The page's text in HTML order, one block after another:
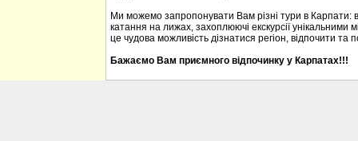
Ми можемо запропонувати Вам різні тури в Карпати:
катання на лижах, захоплюючі екскурсії
це чудова можливість дізнатися регіон, відпочити та
Бажаємо Вам приємного відпочинку у Карпатах!!!